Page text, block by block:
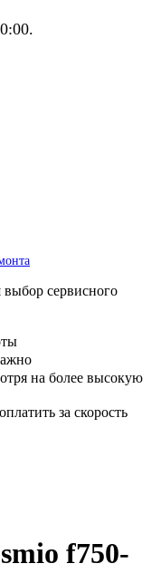
сервисного
на более высокую
за скорость
f750-